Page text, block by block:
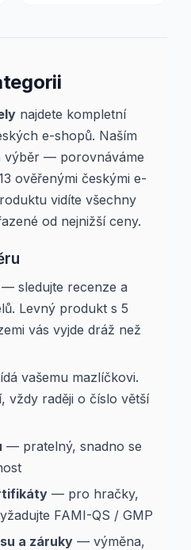
najdete kompletní
e-shopů. Naším
výběr — porovnáváme
ověřenými českými e-
vidíte všechny
od nejnižší ceny.
— sledujte recenze a
Levný produkt s 5
vás vyjde dráž než
vašemu mazlíčkovi.
vždy raději o číslo větší
— pratelný, snadno se
— pro hračky,
FAMI-QS / GMP
a záruky — výměna,